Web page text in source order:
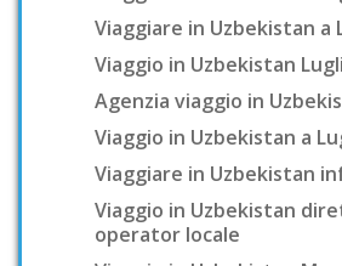
Viaggiare in Uzbekistan a
Viaggio in Uzbekistan
Agenzia viaggio in
Viaggio in Uzbekistan a
Viaggiare in Uzbekistan
Viaggio in Uzbekistan
operator locale